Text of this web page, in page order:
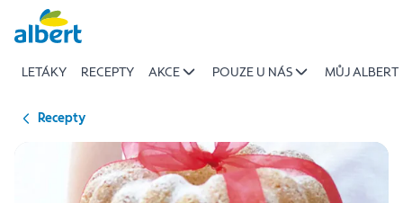
Přeskočit
LETÁKY RECEPTY AKCE POUZE U NÁS MŮJ ALBERT
Recepty